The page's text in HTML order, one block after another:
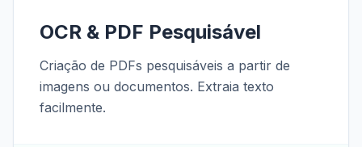
OCR & PDF Pesquisável
Criação de PDFs pesquisáveis a partir de
imagens ou documentos. Extraia texto
facilmente.